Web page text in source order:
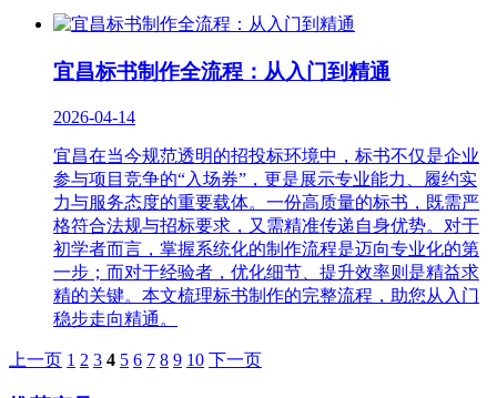
宜昌标书制作全流程：从入门到精通
2026-04-14
宜昌在当今规范透明的招投标环境中，标书不仅是企业
参与项目竞争的“入场券”，更是展示专业能力、履约实
力与服务态度的重要载体。一份高质量的标书，既需严
格符合法规与招标要求，又需精准传递自身优势。对于
初学者而言，掌握系统化的制作流程是迈向专业化的第
一步；而对于经验者，优化细节、提升效率则是精益求
精的关键。本文梳理标书制作的完整流程，助您从入门
稳步走向精通。
上一页 1 2 3 4 5 6 7 8 9 10 下一页